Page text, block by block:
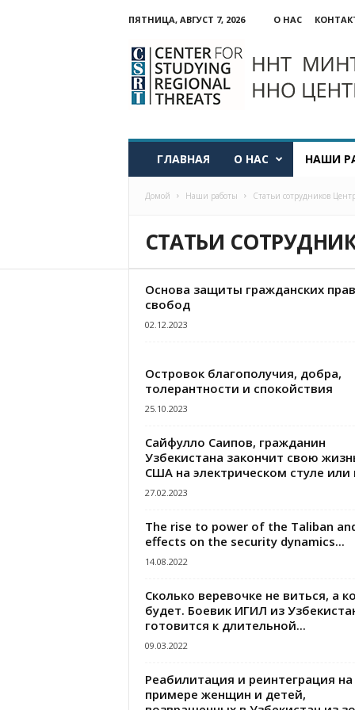
ПЯТНИЦА, АВГУСТ 7, 2026 О НАС
Центр
изучения
региональных
угроз
ГЛАВНАЯ О НАС НАШИ
Домой Наши работы Статьи сотрудников
СТАТЬИ
Основа защиты гражданских
свобод
02.12.2023
Островок благополучия, добра,
толерантности и спокойствия
25.10.2023
Сайфулло Саипов, гражданин
Узбекистана закончит свою
США на электрическом стуле или
27.02.2023
The rise to power of the Taliban
effects on the security dynamics...
14.08.2022
Сколько веревочке не виться, а
будет. Боевик ИГИЛ из
готовится к длительной...
09.03.2022
Реабилитация и реинтеграция на
примере женщин и детей,